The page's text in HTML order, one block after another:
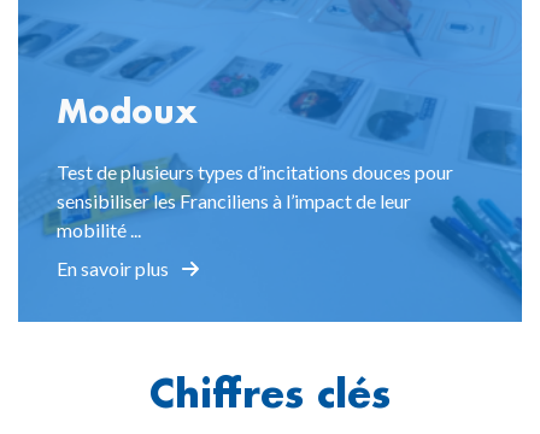
Modoux
Test de plusieurs types d’incitations douces pour
sensibiliser les Franciliens à l’impact de leur
mobilité ...
En savoir plus
Chiffres clés